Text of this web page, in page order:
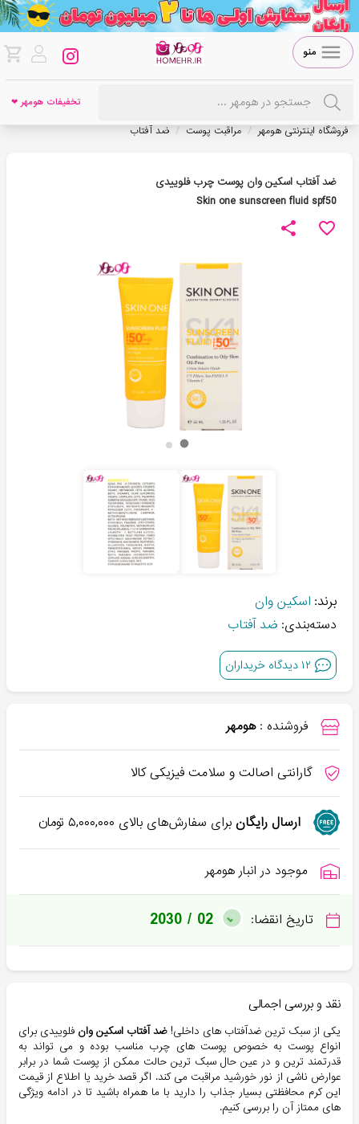
منو
تخفیفات هومهر ❤
فروشگاه اینترنتی هومهر / مراقبت پوست / ضد آفتاب
ضد آفتاب اسکین وان پوست چرب فلوییدی
Skin one sunscreen fluid spf50
برند: اسکین وان
دسته‌بندی: ضد آفتاب
۱۲دیدگاه خریداران
فروشنده : هومهر
گارانتی اصالت و سلامت فیزیکی کالا
ارسال رایگانبرای سفارش‌های بالای ۵,۰۰۰,۰۰۰تومان
موجود در انبار هومهر
تاریخ انقضا: 2030 / 02
نقد و بررسی اجمالی
یکی از سبک ترین ضدآفتاب های داخلی! ضد آفتاب اسکین وان فلوییدی برای
انواع پوست به خصوص پوست های چرب مناسب بوده و می تواند به
قدرتمند ترین و در عین حال سبک ترین حالت ممکن از پوست شما در برابر
عوارض ناشی از نور خورشید مراقبت می کند. اگر قصد خرید یا اطلاع از قیمت
این کرم محافظتی بسیار جذاب را دارید با ما همراه باشید تا در ادامه ویژگی
های ممتاز آن را بررسی کنیم.